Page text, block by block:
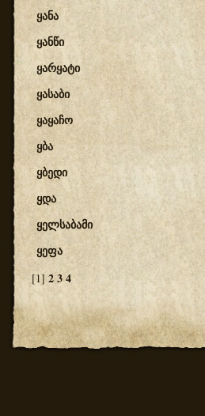
ყანა
ყანწი
ყარყატი
ყასაბი
ყაყაჩო
ყბა
ყბედი
ყდა
ყელსაბამი
ყეფა
[1] 234